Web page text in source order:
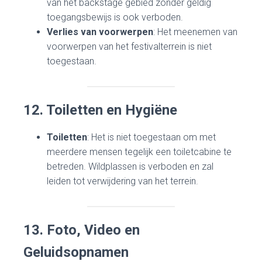
van het backstage gebied zonder geldig
toegangsbewijs is ook verboden.
Verlies van voorwerpen: Het meenemen van
voorwerpen van het festivalterrein is niet
toegestaan.
12. Toiletten en Hygiëne
Toiletten: Het is niet toegestaan om met
meerdere mensen tegelijk een toiletcabine te
betreden. Wildplassen is verboden en zal
leiden tot verwijdering van het terrein.
13. Foto, Video en
Geluidsopnamen